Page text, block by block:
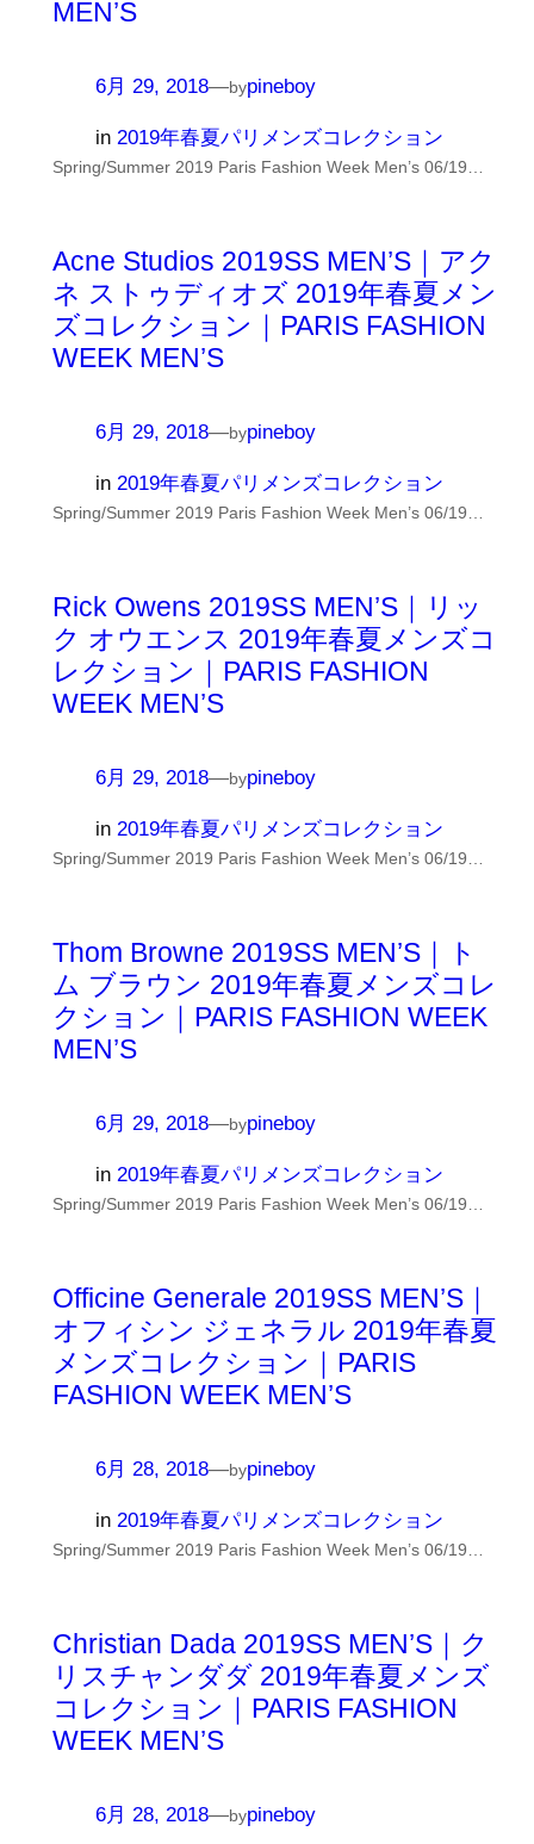
MEN’S
6月 29, 2018—bypineboy
in 2019年春夏パリメンズコレクション
Spring/Summer 2019 Paris Fashion Week Men’s 06/19…
Acne Studios 2019SS MEN’S｜アク
ネ ストゥディオズ 2019年春夏メン
ズコレクション｜PARIS FASHION
WEEK MEN’S
6月 29, 2018—bypineboy
in 2019年春夏パリメンズコレクション
Spring/Summer 2019 Paris Fashion Week Men’s 06/19…
Rick Owens 2019SS MEN’S｜リッ
ク オウエンス 2019年春夏メンズコ
レクション｜PARIS FASHION
WEEK MEN’S
6月 29, 2018—bypineboy
in 2019年春夏パリメンズコレクション
Spring/Summer 2019 Paris Fashion Week Men’s 06/19…
Thom Browne 2019SS MEN’S｜ト
ム ブラウン 2019年春夏メンズコレ
クション｜PARIS FASHION WEEK
MEN’S
6月 29, 2018—bypineboy
in 2019年春夏パリメンズコレクション
Spring/Summer 2019 Paris Fashion Week Men’s 06/19…
Officine Generale 2019SS MEN’S｜
オフィシン ジェネラル 2019年春夏
メンズコレクション｜PARIS
FASHION WEEK MEN’S
6月 28, 2018—bypineboy
in 2019年春夏パリメンズコレクション
Spring/Summer 2019 Paris Fashion Week Men’s 06/19…
Christian Dada 2019SS MEN’S｜ク
リスチャンダダ 2019年春夏メンズ
コレクション｜PARIS FASHION
WEEK MEN’S
6月 28, 2018—bypineboy